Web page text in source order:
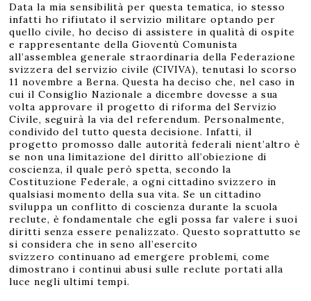
Data la mia sensibilità per questa tematica, io stesso
infatti ho rifiutato il servizio militare optando per
quello civile, ho deciso di assistere in qualità di ospite
e rappresentante della Gioventù Comunista
all’assemblea generale straordinaria della Federazione
svizzera del servizio civile (CIVIVA), tenutasi lo scorso
11 novembre a Berna. Questa ha deciso che, nel caso in
cui il Consiglio Nazionale a dicembre dovesse a sua
volta approvare il progetto di riforma del Servizio
Civile, seguirà la via del referendum. Personalmente,
condivido del tutto questa decisione. Infatti, il
progetto promosso dalle autorità federali nient’altro è
se non una limitazione del diritto all’obiezione di
coscienza, il quale però spetta, secondo la
Costituzione Federale, a ogni cittadino svizzero in
qualsiasi momento della sua vita. Se un cittadino
sviluppa un conflitto di coscienza durante la scuola
reclute, è fondamentale che egli possa far valere i suoi
diritti senza essere penalizzato. Questo soprattutto se
si considera che in seno all’esercito
svizzero continuano ad emergere problemi, come
dimostrano i continui abusi sulle reclute portati alla
luce negli ultimi tempi.